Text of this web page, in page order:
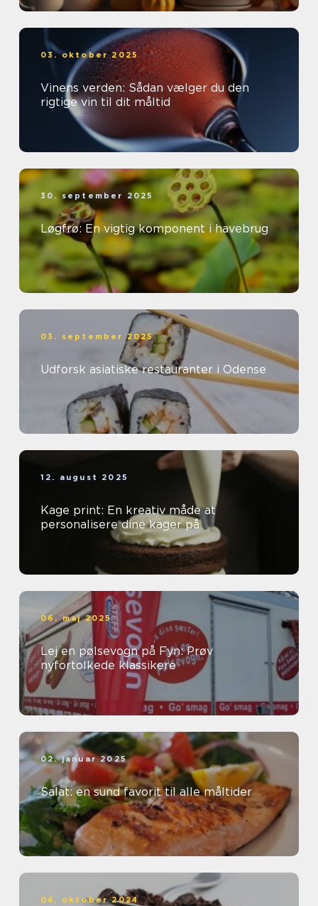
03. oktober 2025
Vinens verden: Sådan vælger du den
rigtige vin til dit måltid
30. september 2025
Løgfrø: En vigtig komponent i havebrug
03. september 2025
Udforsk asiatiske restauranter i Odense
12. august 2025
Kage print: En kreativ måde at
personalisere dine kager på
06. maj 2025
Lej en pølsevogn på Fyn: Prøv
nyfortolkede klassikere
02. januar 2025
Salat: en sund favorit til alle måltider
04. oktober 2024